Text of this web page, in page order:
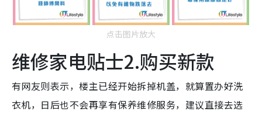
点击图片放大
维修家电贴士2.购买新款
有网友则表示，楼主已经开始拆掉机盖，就算置办好洗
衣机，日后也不会再享有保养维修服务，建议直接去选